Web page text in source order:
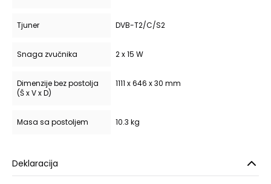
Tjuner DVB-T2/C/S2
Snaga zvučnika 2 x 15 W
Dimenzije bez postolja
(Š x V x D)
1111 x 646 x 30 mm
Masa sa postoljem 10.3 kg
Deklaracija